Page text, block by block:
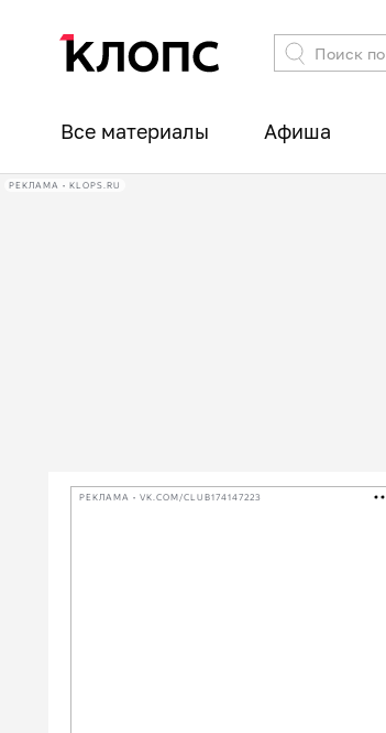
Все материалы Афиша
РЕКЛАМА • KLOPS.RU
РЕКЛАМА • VK.COM/CLUB174147223